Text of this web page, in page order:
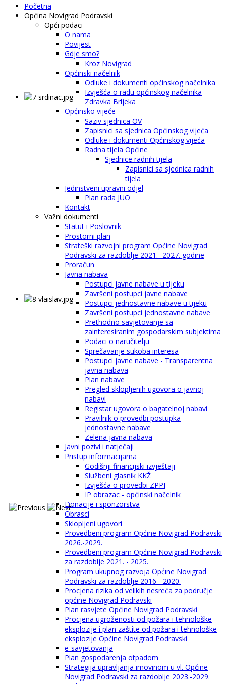
Početna
Općina Novigrad Podravski
Opći podaci
O nama
Povijest
Gdje smo?
Kroz Novigrad
Općinski načelnik
Odluke i dokumenti općinskog načelnika
Izvješća o radu općinskog načelnika
Zdravka Brljeka
Općinsko vijeće
Saziv sjednica OV
Zapisnici sa sjednica Općinskog vijeća
Odluke i dokumenti Općinskog vijeća
Radna tijela Općine
Sjednice radnih tijela
Zapisnici sa sjednica radnih
tijela
Jedinstveni upravni odjel
Plan rada JUO
Kontakt
Važni dokumenti
Statut i Poslovnik
Prostorni plan
Strateški razvojni program Općine Novigrad
Podravski za razdoblje 2021.- 2027. godine
Proračun
Javna nabava
Postupci javne nabave u tijeku
Završeni postupci javne nabave
Postupci jednostavne nabave u tijeku
Završeni postupci jednostavne nabave
Prethodno savjetovanje sa
zainteresiranim gospodarskim subjektima
Podaci o naručitelju
Sprečavanje sukoba interesa
Postupci javne nabave - Transparentna
javna nabava
Plan nabave
Pregled sklopljenih ugovora o javnoj
nabavi
Registar ugovora o bagatelnoj nabavi
Pravilnik o provedbi postupka
jednostavne nabave
Zelena javna nabava
Javni pozivi i natječaji
Pristup informacijama
Godišnji financijski izvještaji
Službeni glasnik KKŽ
Izvješća o provedbi ZPPI
IP obrazac - općinski načelnik
Donacije i sponzorstva
Obrasci
Sklopljeni ugovori
Provedbeni program Općine Novigrad Podravski
2026.-2029.
Provedbeni program Općine Novigrad Podravski
za razdoblje 2021. - 2025.
Program ukupnog razvoja Općine Novigrad
Podravski za razdoblje 2016 - 2020.
Procjena rizika od velikih nesreća za područje
općine Novigrad Podravski
Plan rasvjete Općine Novigrad Podravski
Procjena ugroženosti od požara i tehnološke
eksplozije i plan zaštite od požara i tehnološke
eksplozije Općine Novigrad Podravski
e-savjetovanja
Plan gospodarenja otpadom
Strategija upravljanja imovinom u vl. Općine
Novigrad Podravski za razdoblje 2023.-2029.